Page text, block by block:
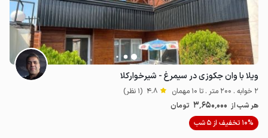
ویلا با وان جکوزی در سیمرغ - شیرخوارکلا
2 خوابه . 200 متر . تا 10 مهمان 4.8 (1 نظر)
هر شب از 3٬650٬000 تومان
10% تخفیف از 5 شب